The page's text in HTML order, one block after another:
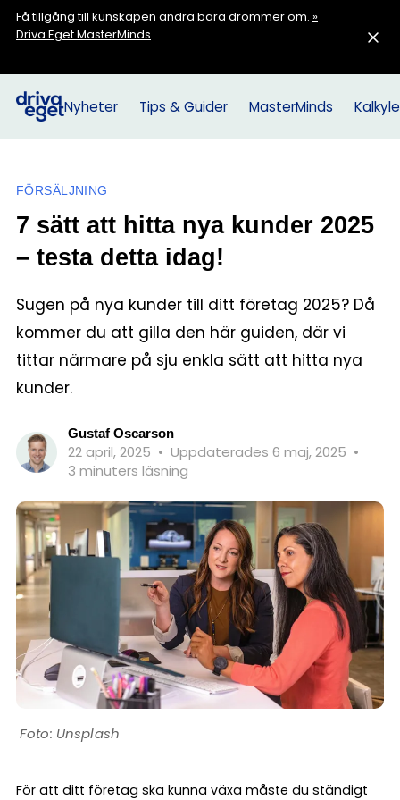
Få tillgång till kunskapen andra bara drömmer om. »
Driva Eget MasterMinds
Nyheter Tips & Guider MasterMinds
FÖRSÄLJNING
7 sätt att hitta nya kunder 2025
– testa detta idag!
Sugen på nya kunder till ditt företag 2025? Då
kommer du att gilla den här guiden, där vi
tittar närmare på sju enkla sätt att hitta nya
kunder.
Gustaf Oscarson
22 april, 2025 • Uppdaterades 6 maj, 2025 •
3 minuters läsning
Unsplash
För att ditt företag ska kunna växa måste du ständigt